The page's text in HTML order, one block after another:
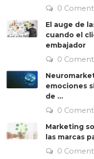
0
El auge de
cuando el
embajador
0
emociones
de ...
0
Marketing
las marcas
0